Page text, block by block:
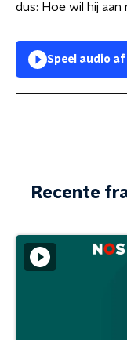
dus: Hoe wil hij
Speel audio af
Recente